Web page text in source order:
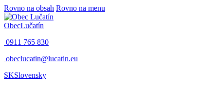
Rovno na obsah Rovno na menu
ObecLučatín
0911 765 830
obeclucatin@lucatin.eu
SKSlovensky